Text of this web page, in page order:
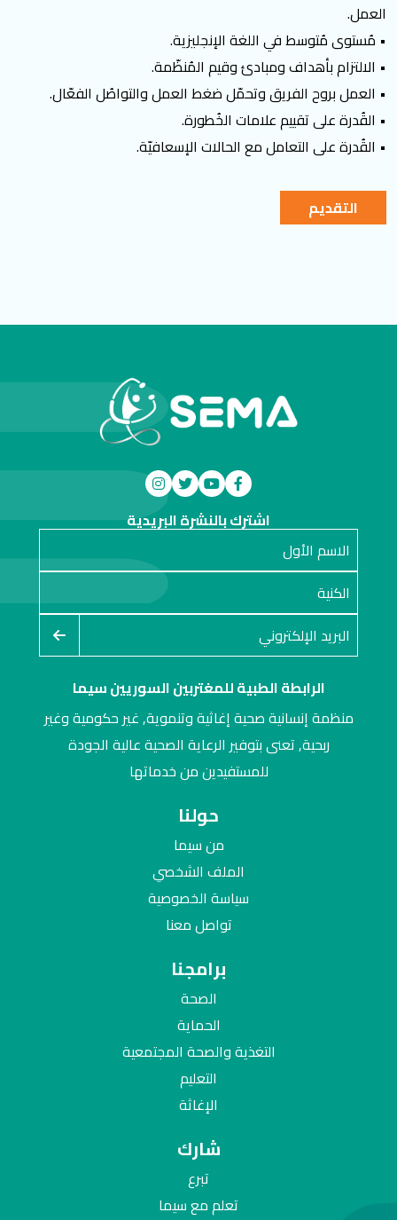
العمل.
• مُستوى مُتوسط في اللغة الإنجليزية.
• الالتزام بأهداف ومبادئ وقيم المُنظّمة.
• العمل بروح الفريق وتحمّل ضغط العمل والتواصُل الفعّال.
• القُدرة على تقييم علامات الخُطورة.
• القُدرة على التعامل مع الحالات الإسعافيّة.
التقديم
الرابطة الطبية للمغتربين السوريين سيما
منظمة إنسانية صحية إغاثية وتنموية, غير حكومية وغير
ربحية, تعنى بتوفير الرعاية الصحية عالية الجودة
للمستفيدين من خدماتها
اشترك بالنشرة البريدية
حولنا
من سيما
الملف الشخصي
سياسة الخصوصية
تواصل معنا
برامجنا
الصحة
الحماية
التغذية والصحة المجتمعية
التعليم
الإغاثة
شارك
تبرع
تعلم مع سيما